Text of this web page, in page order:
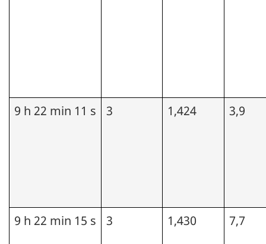
9 h 22 min 11 s 3 1,424 3,9
9 h 22 min 15 s 3 1,430 7,7